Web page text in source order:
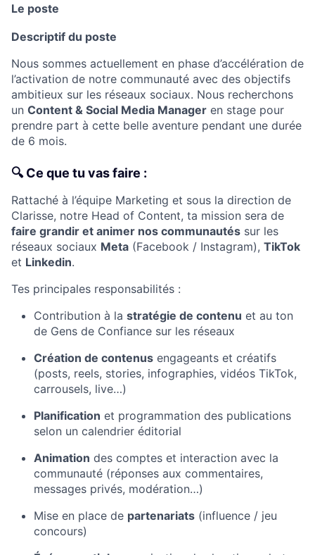
Le poste
Descriptif du poste
Nous sommes actuellement en phase d’accélération de
l’activation de notre communauté avec des objectifs
ambitieux sur les réseaux sociaux. Nous recherchons
un Content & Social Media Manager en stage pour
prendre part à cette belle aventure pendant une durée
de 6 mois.
🔍 Ce que tu vas faire :
Rattaché à l’équipe Marketing et sous la direction de
Clarisse, notre Head of Content, ta mission sera de
faire grandir et animer nos communautés sur les
réseaux sociaux Meta (Facebook / Instagram), TikTok
et Linkedin.
Tes principales responsabilités :
Contribution à la stratégie de contenu et au ton
de Gens de Confiance sur les réseaux
Création de contenus engageants et créatifs
(posts, reels, stories, infographies, vidéos TikTok,
carrousels, live…)
Planification et programmation des publications
selon un calendrier éditorial
Animation des comptes et interaction avec la
communauté (réponses aux commentaires,
messages privés, modération…)
Mise en place de partenariats (influence / jeu
concours)